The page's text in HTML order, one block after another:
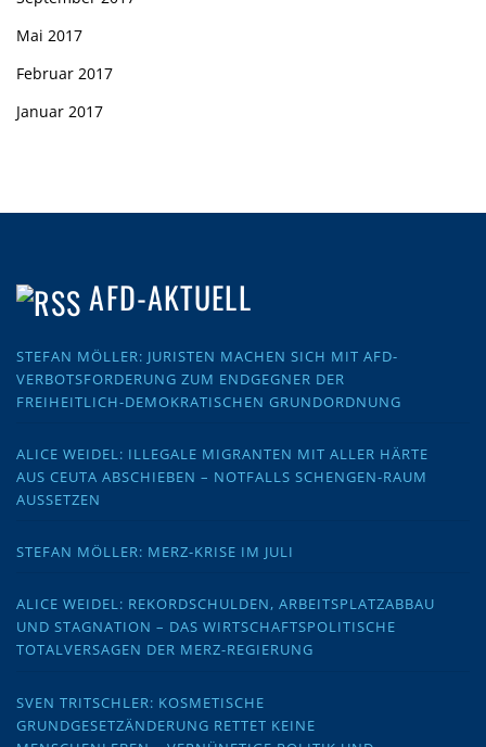
Mai 2017
Februar 2017
Januar 2017
AFD-AKTUELL
STEFAN MÖLLER: JURISTEN MACHEN SICH MIT AFD-
VERBOTSFORDERUNG ZUM ENDGEGNER DER
FREIHEITLICH-DEMOKRATISCHEN GRUNDORDNUNG
ALICE WEIDEL: ILLEGALE MIGRANTEN MIT ALLER HÄRTE
AUS CEUTA ABSCHIEBEN – NOTFALLS SCHENGEN-RAUM
AUSSETZEN
STEFAN MÖLLER: MERZ-KRISE IM JULI
ALICE WEIDEL: REKORDSCHULDEN, ARBEITSPLATZABBAU
UND STAGNATION – DAS WIRTSCHAFTSPOLITISCHE
TOTALVERSAGEN DER MERZ-REGIERUNG
SVEN TRITSCHLER: KOSMETISCHE
GRUNDGESETZÄNDERUNG RETTET KEINE